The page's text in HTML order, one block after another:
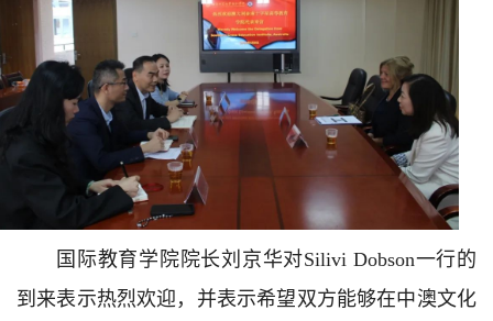
国际教育学院院长刘京华对Silivi Dobson一行的
到来表示热烈欢迎，并表示希望双方能够在中澳文化